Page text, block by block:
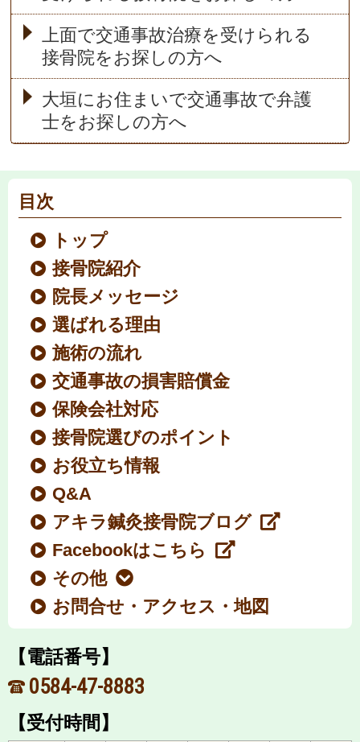
上面で交通事故治療を受けられる
接骨院をお探しの方へ
大垣にお住まいで交通事故で弁護
士をお探しの方へ
目次
トップ
接骨院紹介
院長メッセージ
選ばれる理由
施術の流れ
交通事故の損害賠償金
保険会社対応
接骨院選びのポイント
お役立ち情報
Q&A
アキラ鍼灸接骨院ブログ
Facebookはこちら
その他
お問合せ・アクセス・地図
【電話番号】
0584-47-8883
【受付時間】